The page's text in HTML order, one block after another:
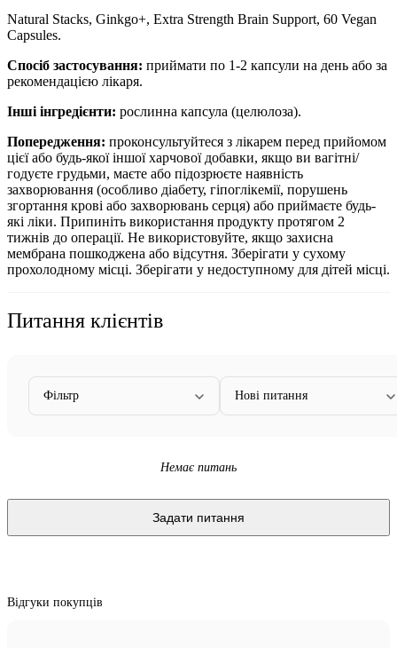
Natural Stacks, Ginkgo+, Extra Strength Brain Support, 60 Vegan
Capsules.
Спосіб застосування: приймати по 1-2 капсули на день або за
рекомендацією лікаря.
Інші інгредієнти: рослинна капсула (целюлоза).
Попередження: проконсультуйтеся з лікарем перед прийомом
цієї або будь-якої іншої харчової добавки, якщо ви вагітні/
годуєте грудьми, маєте або підозрюєте наявність
захворювання (особливо діабету, гіпоглікемії, порушень
згортання крові або захворювань серця) або приймаєте будь-
які ліки. Припиніть використання продукту протягом 2
тижнів до операції. Не використовуйте, якщо захисна
мембрана пошкоджена або відсутня. Зберігати у сухому
прохолодному місці. Зберігати у недоступному для дітей місці.
Питання клієнтів
Фільтр Нові питання
Немає питань
Задати питання
Відгуки покупців